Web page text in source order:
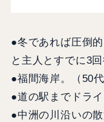
●冬であれば圧倒
と主人とすでに3
●福間海岸。（50代
●道の駅までドラ
●中洲の川沿いの